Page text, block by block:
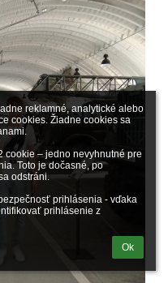
reklamné, analytické alebo
cookies. Žiadne cookies sa
cookie – jedno nevyhnutné pre
Toto je dočasné, po
odstráni.
prihlásenia - vďaka
prihlásenie z
Ok